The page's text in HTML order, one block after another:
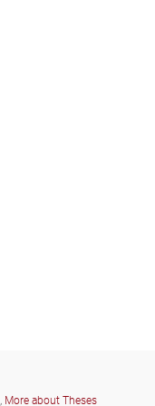
, More about Theses